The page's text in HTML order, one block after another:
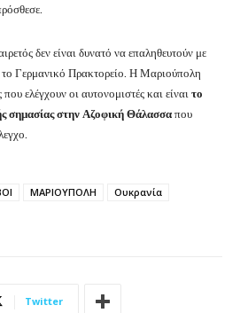
δεν είναι δυνατό να επαληθευτούν με
το Γερμανικό Πρακτορείο. Η Μαριούπολη
που ελέγχουν οι αυτονομιστές και είναι το
σημασίας στην Αζοφική Θάλασσα που
ΜΑΡΙΟΥΠΟΛΗ
Ουκρανία
Twitter